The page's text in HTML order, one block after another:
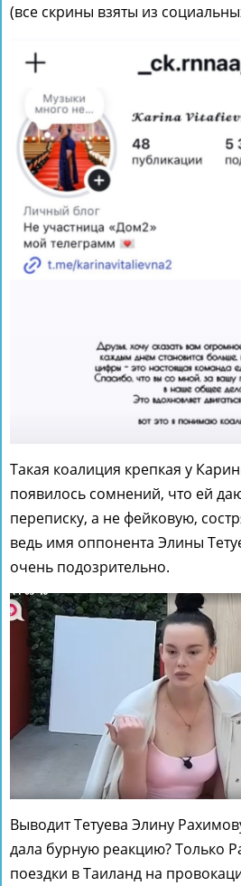
(все скрины взяты из
Такая коалиция крепкая у
появилось сомнений, что ей
переписку, а не фейковую,
ведь имя оппонента Элины
очень подозрительно.
Выводит Тетуева Элину
дала бурную реакцию? Только
поездки в Таиланд на